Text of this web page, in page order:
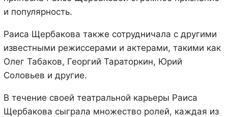
и популярность.
Раиса Щербакова также сотрудничала с другими
известными режиссерами и актерами, такими как
Олег Табаков, Георгий Тараторкин, Юрий
Соловьев и другие.
В течение своей театральной карьеры Раиса
Щербакова сыграла множество ролей, каждая из